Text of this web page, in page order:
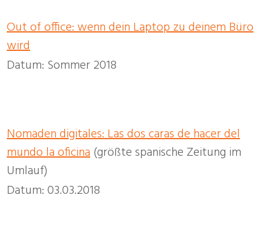
Out of office: wenn dein Laptop zu deinem Büro
wird
Datum: Sommer 2018
Nomaden digitales: Las dos caras de hacer del
mundo la oficina(größte spanische Zeitung im
Umlauf)
Datum: 03.03.2018